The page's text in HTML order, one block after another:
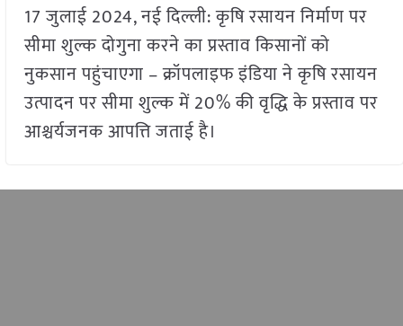
17 जुलाई 2024, नई दिल्ली: कृषि रसायन निर्माण पर
सीमा शुल्क दोगुना करने का प्रस्ताव किसानों को
नुकसान पहुंचाएगा – क्रॉपलाइफ इंडिया ने कृषि रसायन
उत्पादन पर सीमा शुल्क में 20% की वृद्धि के प्रस्ताव पर
आश्चर्यजनक आपत्ति जताई है।